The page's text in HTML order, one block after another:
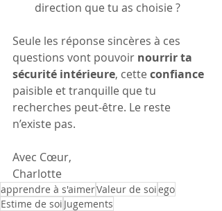
direction que tu as choisie ?
Seule les réponse sincères à ces
questions vont pouvoir nourrir ta
sécurité intérieure, cette confiance
paisible et tranquille que tu
recherches peut-être. Le reste
n’existe pas.
Avec Cœur,
Charlotte
apprendre à s'aimerValeur de soiego
Estime de soi Jugements